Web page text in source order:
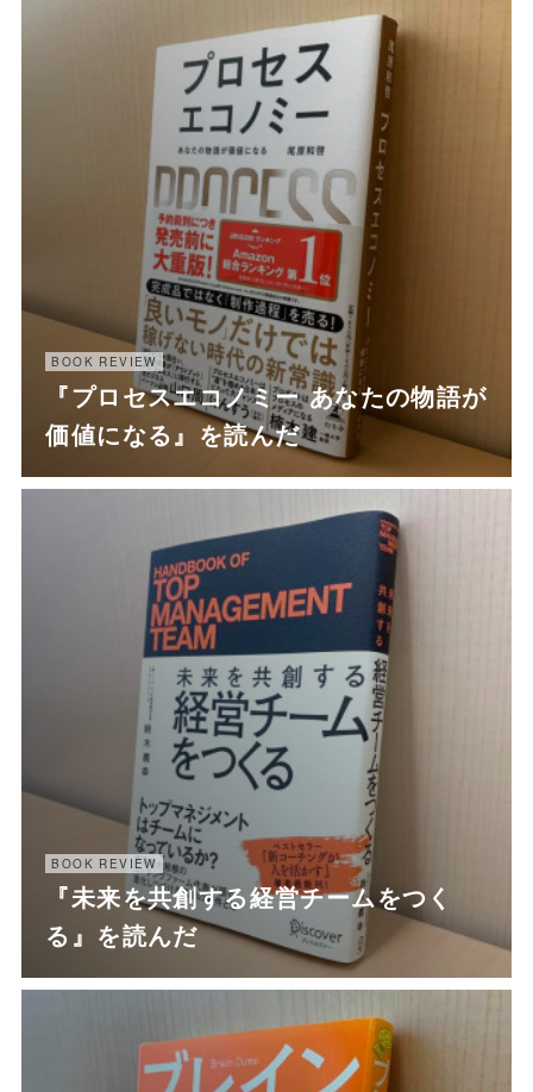
BOOK REVIEW
『プロセスエコノミー あなたの物語が
価値になる』を読んだ
BOOK REVIEW
『未来を共創する経営チームをつく
る』を読んだ